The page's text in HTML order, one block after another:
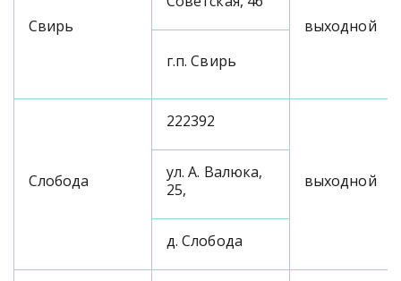
Свирь
выходной
г.п. Свирь
Слобода
222392
выходной
ул. А. Валюка,
25,
д. Слобода